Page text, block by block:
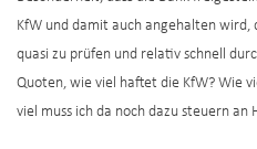
KfW und damit auch angehalten
quasi zu prüfen und relativ schnell
Quoten, wie viel haftet die KfW? Wie
viel muss ich da noch dazu steuern an